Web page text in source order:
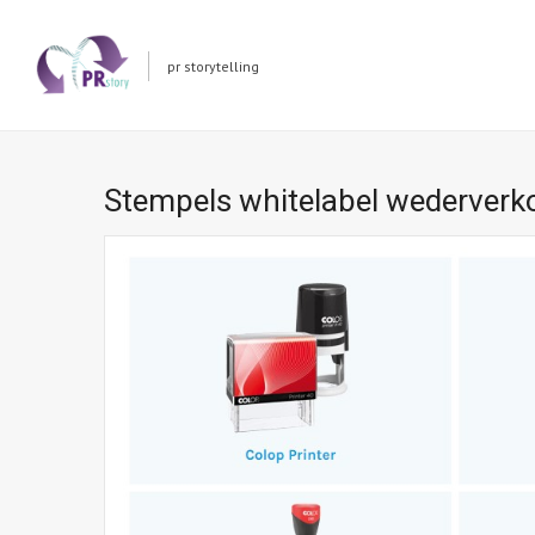
pr storytelling
Stempels whitelabel